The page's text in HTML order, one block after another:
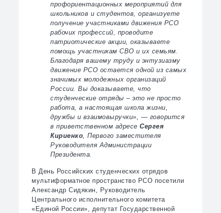
профориентационных мероприятий для
школьников и студентов, организуете
получение участниками движения РСО
рабочих профессий, проводите
патриотические акции, оказываете
помощь участникам СВО и их семьям.
Благодаря вашему труду и энтузиазму
движение РСО остается одной из самых
значимых молодежных организаций
России. Вы доказываете, что
студенческие отряды – это не просто
работа, а настоящая школа жизни,
дружбы и взаимовыручки», — говорится
в приветственном адресеСергея
Кириенко, Первого заместителя
Руководителя Администрации
Президента.
В День Российских студенческих отрядов
мультиформатное пространство РСО посетили
Александр Сидякин, Руководитель
Центрального исполнительного комитета
«Единой России», депутат Государственной